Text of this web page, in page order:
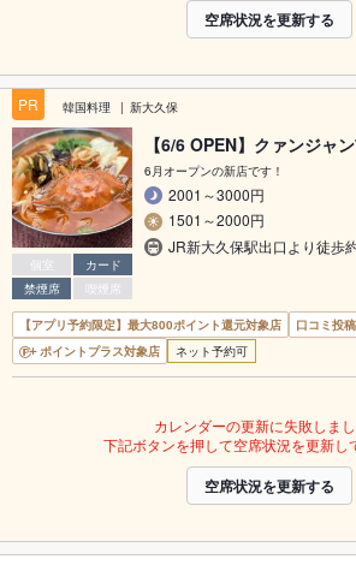
空席状況を更新する
PR 韓国料理 新大久保
個室
カード
禁煙席
喫煙席
【6/6 OPEN】クァンジャ
6月オープンの新店です！
2001～3000円
1501～2000円
JR新大久保駅出口より徒歩
【アプリ予約限定】最大800ポイント還元対象店
口コミ投
ポイントプラス対象店
ネット予約可
カレンダーの更新に失敗しまし
下記ボタンを押して空席状況を更新し
空席状況を更新する